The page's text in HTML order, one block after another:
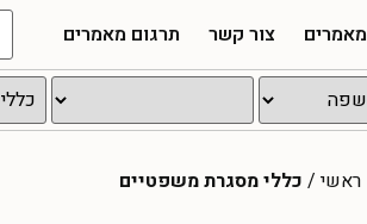
מאמרים צור קשר תרגום מאמרים
ראשי / כללי מסגרת משפטיים